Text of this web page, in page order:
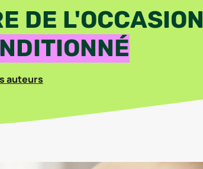
DE L'OCCASION
auteurs